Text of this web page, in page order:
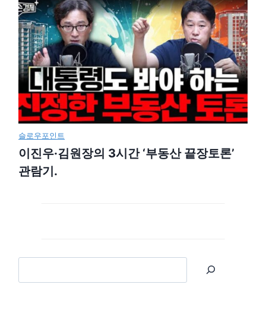
슬로우포인트
이진우·김원장의 3시간 ‘부동산 끝장토론’
관람기.